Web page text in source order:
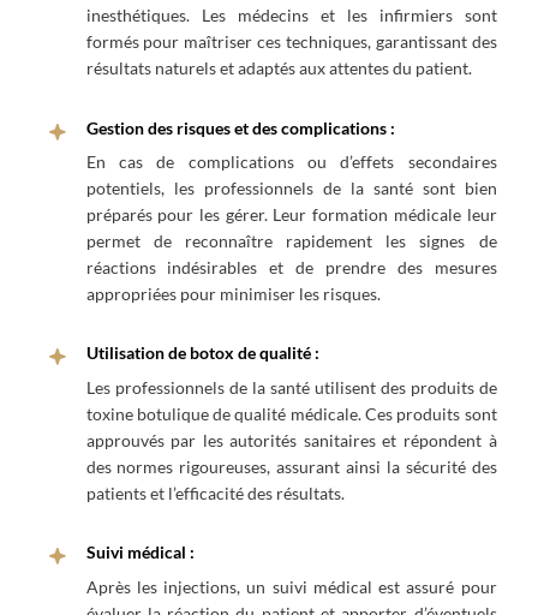
inesthétiques. Les médecins et les infirmiers sont
formés pour maîtriser ces techniques, garantissant des
résultats naturels et adaptés aux attentes du patient.
Gestion des risques et des complications :
En cas de complications ou d’effets secondaires
potentiels, les professionnels de la santé sont bien
préparés pour les gérer. Leur formation médicale leur
permet de reconnaître rapidement les signes de
réactions indésirables et de prendre des mesures
appropriées pour minimiser les risques.
Utilisation de botox de qualité :
Les professionnels de la santé utilisent des produits de
toxine botulique de qualité médicale. Ces produits sont
approuvés par les autorités sanitaires et répondent à
des normes rigoureuses, assurant ainsi la sécurité des
patients et l’efficacité des résultats.
Suivi médical :
Après les injections, un suivi médical est assuré pour